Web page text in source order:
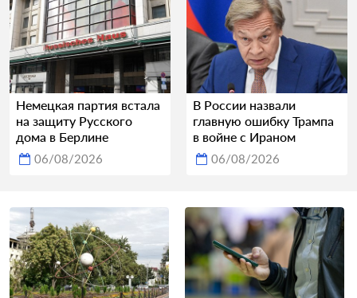
Немецкая партия встала
на защиту Русского
дома в Берлине
06/08/2026
В России назвали
главную ошибку Трампа
в войне с Ираном
06/08/2026